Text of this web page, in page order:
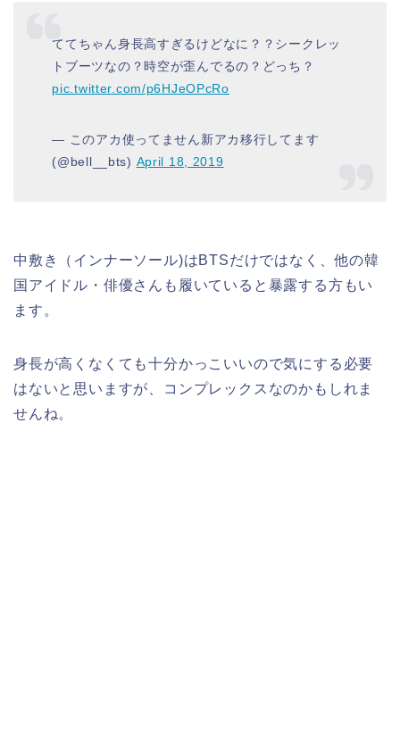
ててちゃん身長高すぎるけどなに？？シークレッ
トブーツなの？時空が歪んでるの？どっち？
pic.twitter.com/p6HJeOPcRo
— このアカ使ってません新アカ移行してます
(@bell__bts) April 18, 2019
中敷き（インナーソール)はBTSだけではなく、他の韓
国アイドル・俳優さんも履いていると暴露する方もい
ます。
身長が高くなくても十分かっこいいので気にする必要
はないと思いますが、コンプレックスなのかもしれま
せんね。